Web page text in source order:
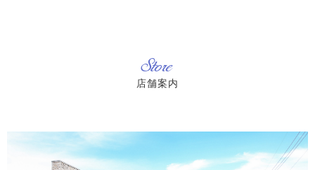
Store
店舗案内